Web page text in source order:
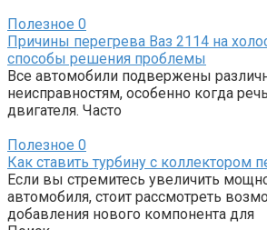
Полезное 0
Причины перегрева Ваз 2114 на
способы решения проблемы
Все автомобили подвержены
неисправностям, особенно когда
двигателя. Часто
Полезное 0
Как ставить турбину с коллектором
Если вы стремитесь увеличить
автомобиля, стоит рассмотреть
добавления нового компонента для